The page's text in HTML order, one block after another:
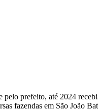
prefeito, até 2024
fazendas em São João